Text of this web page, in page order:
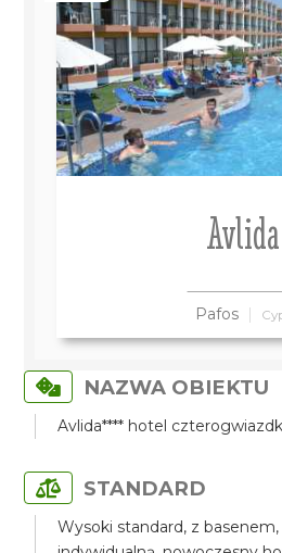
Avlida
Pafos
NAZWA OBIEKTU
Avlida**** hotel
STANDARD
Wysoki standard, z